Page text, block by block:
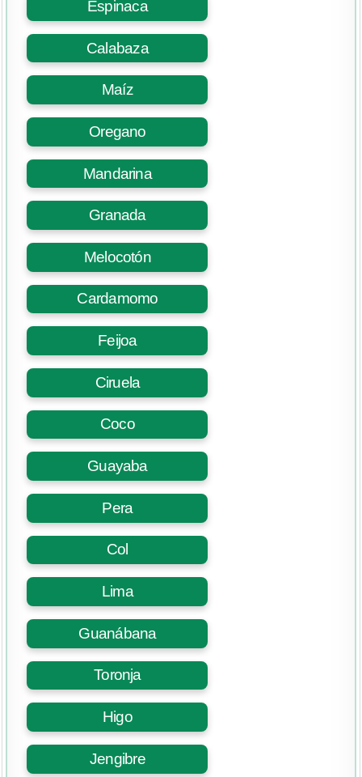
Espinaca
Calabaza
Maíz
Oregano
Mandarina
Granada
Melocotón
Cardamomo
Feijoa
Ciruela
Coco
Guayaba
Pera
Col
Lima
Guanábana
Toronja
Higo
Jengibre